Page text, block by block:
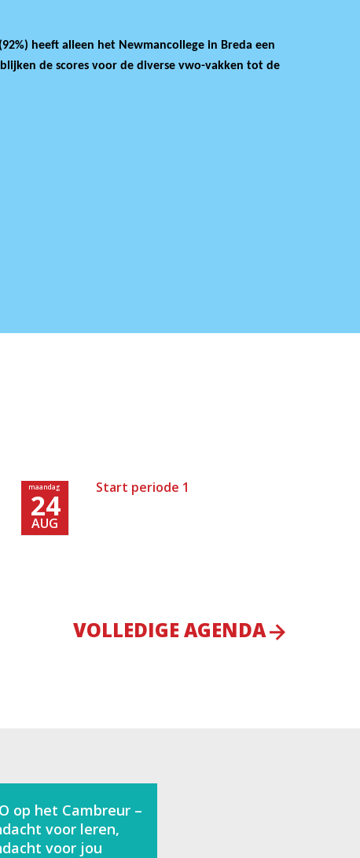
heeft alleen het Newmancollege in Breda een
de scores voor de diverse vwo-vakken tot de
maandag
24
AUG
Start periode 1
VOLLEDIGE AGENDA
op het Cambreur –
voor leren,
voor jou